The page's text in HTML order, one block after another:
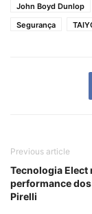
John Boyd Dunlop
Segurança
Previous article
Tecnologia Elect
performance
Pirelli